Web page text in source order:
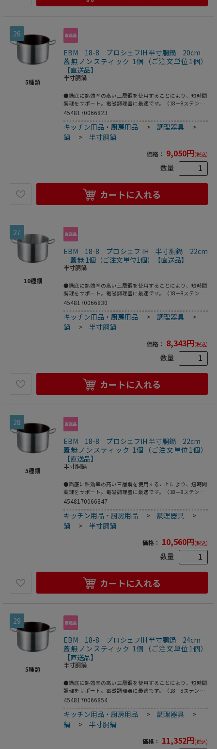
26
5種類
EBM 18-8 プロシェフIH 半寸胴鍋 20cm
蓋無ノンスティック 1個（ご注文単位1個）
【直送品】
半寸胴鍋
●鍋底に熱効率の高い三層鋼を使用することにより、短時間
調理をサポート。電磁調理器に最適です。（18－8ステンレ
ス、アルミニウム、18－0ステンレス）●カレー・シチュ
る為、鍋の変形防止・安全面からボリュームは中以下で、鍋
の状態、内部の温度には細心の注意をお願いします。●重
量：1．3kg●容量：4．4L
4548170066823
キッチン用品・厨房用品 >調理器具
>
鍋
>半寸胴鍋
価格： 9,050円(税込)
数量
カートに入れる
27
10種類
EBM 18-8 プロシェフ IH 半寸胴鍋 22cm
蓋無 1個（ご注文単位1個）【直送品】
半寸胴鍋
●鍋底に熱効率の高い三層鋼を使用することにより、短時間
調理をサポート。電磁調理器に最適です。（18－8ステンレ
ス、アルミニウム、18－0ステンレス）●ひと目でわかる計
行程をサポートします。●200V電磁調理器は非常にパワー
がある為、鍋の変形防止・安全面からボリュームは中以下
で、鍋の状態、内部の温度には細心の注意をお願いします。
4548170066830
キッチン用品・厨房用品 >調理器具
>
鍋
>半寸胴鍋
価格： 8,343円(税込)
数量
カートに入れる
28
5種類
EBM 18-8 プロシェフIH 半寸胴鍋 22cm
蓋無ノンスティック 1個（ご注文単位1個）
【直送品】
半寸胴鍋
●鍋底に熱効率の高い三層鋼を使用することにより、短時間
調理をサポート。電磁調理器に最適です。（18－8ステンレ
ス、アルミニウム、18－0ステンレス）●カレー・シチュ
る為、鍋の変形防止・安全面からボリュームは中以下で、鍋
の状態、内部の温度には細心の注意をお願いします。●重
量：1．7kg●容量：5．1L
4548170066847
キッチン用品・厨房用品 >調理器具
>
鍋
>半寸胴鍋
価格： 10,560円(税込)
数量
カートに入れる
29
5種類
EBM 18-8 プロシェフIH 半寸胴鍋 24cm
蓋無ノンスティック 1個（ご注文単位1個）
【直送品】
半寸胴鍋
●鍋底に熱効率の高い三層鋼を使用することにより、短時間
調理をサポート。電磁調理器に最適です。（18－8ステンレ
ス、アルミニウム、18－0ステンレス）●カレー・シチュ
る為、鍋の変形防止・安全面からボリュームは中以下で、鍋
の状態、内部の温度には細心の注意をお願いします。●重
量：2．2kg●容量：7．2L
4548170066854
キッチン用品・厨房用品 >調理器具
>
鍋
>半寸胴鍋
価格： 11,352円(税込)